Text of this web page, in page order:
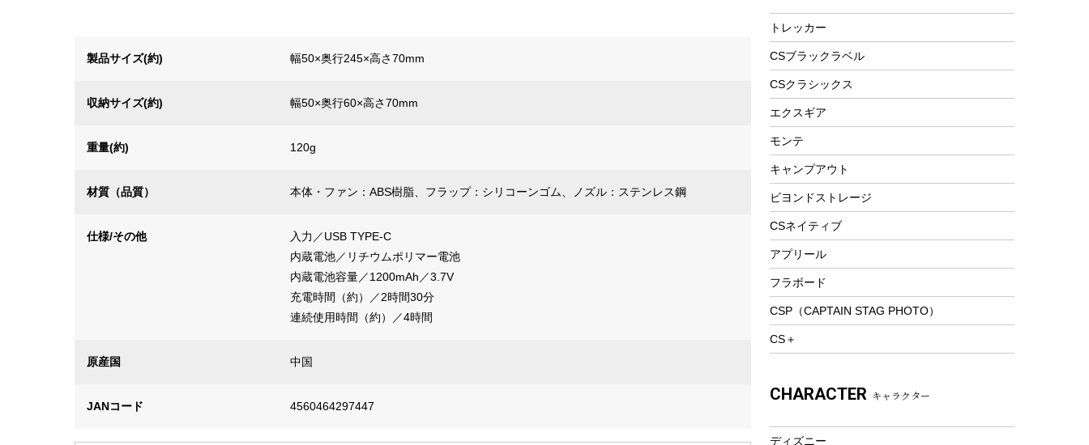
製品サイズ(約) 幅50×奥行245×高さ70mm
収納サイズ(約) 幅50×奥行60×高さ70mm
重量(約) 120g
材質（品質） 本体・ファン：ABS樹脂、フラップ：シリコーンゴム、ノズル：ステンレス鋼
仕様/その他
入力／USB TYPE-C
内蔵電池／リチウムポリマー電池
内蔵電池容量／1200mAh／3.7V
充電時間（約）／2時間30分
連続使用時間（約）／4時間
原産国 中国
JANコード 4560464297447
フードボトル
コーヒー&ミル
トレー
ランチョンマット
ランチボックス
ピクニックセット
ツール、他
アクセサリー
自転車ウェア
フローティングベスト
ヘルメット
エアーポンプ
ウィンター
防寒ウェア
ツール&アクセサリー
トレッキング
トレッキングステッキ
トレッキングアクセサリー
プレイグッズ
ウェルネス
フィットネス
アクセサリー
トレッカー
CSブラックラベル
CSクラシックス
エクスギア
モンテ
キャンプアウト
ビヨンドストレージ
CSネイティブ
アプリール
フラボード
CSP（CAPTAIN STAG PHOTO）
CS＋
CHARACTER キャラクター
ディズニー